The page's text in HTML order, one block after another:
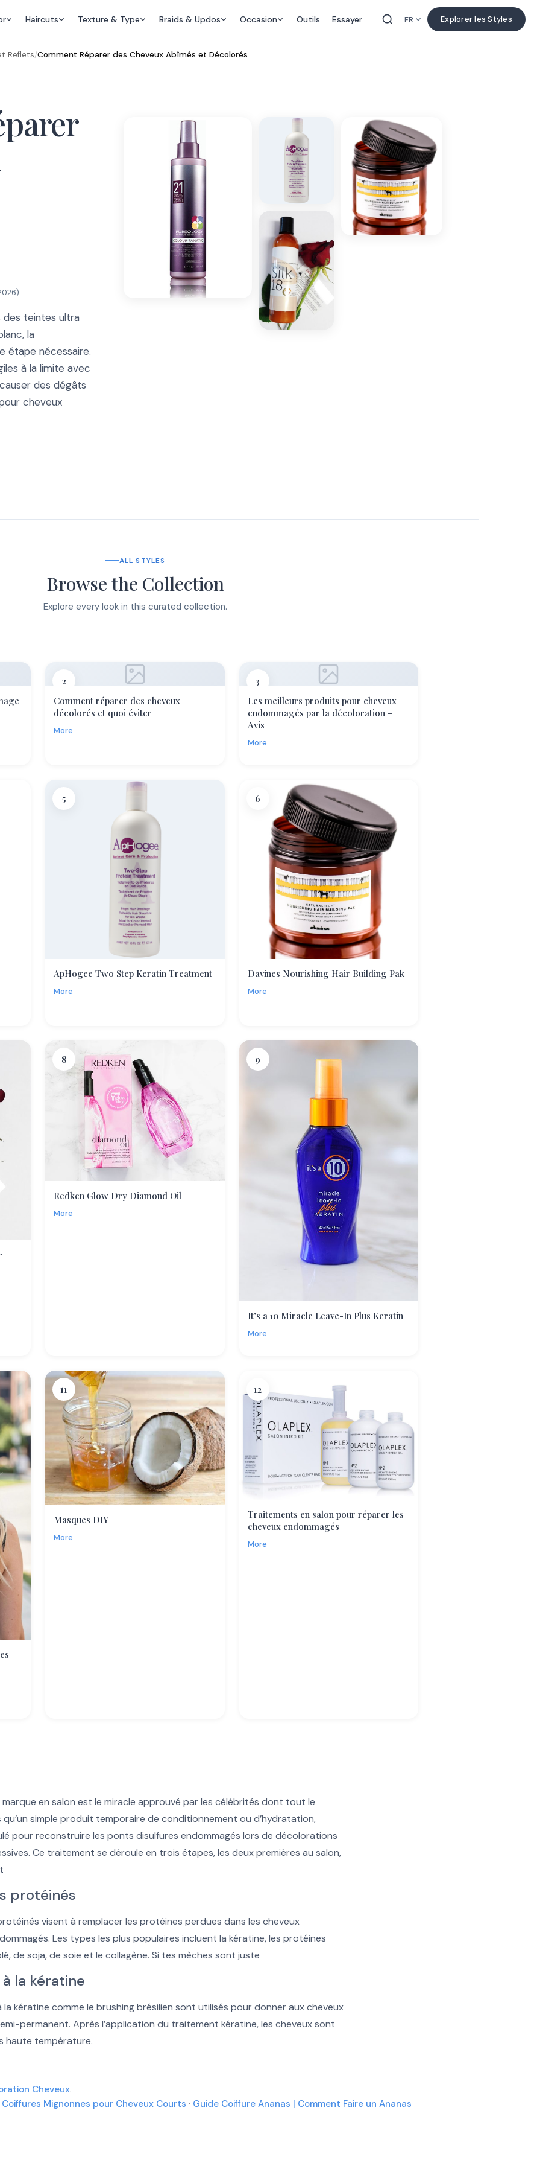
Haircuts Texture & Type Braids & Updos Occasion Outils Essayer FR Explorer les Styles
Reflets/Comment Réparer des Cheveux Abîmés et Décolorés
)
des teintes ultra
la
étape nécessaire.
à la limite avec
des dégâts
cheveux
ALL STYLES
Browse the Collection
Explore every look in this curated collection.
2
Comment réparer des cheveux
décolorés et quoi éviter
More
3
Les meilleurs produits pour cheveux
endommagés par la décoloration –
Avis
More
5
ApHogee Two Step Keratin Treatment
More
6
Davines Nourishing Hair Building Pak
More
8
Redken Glow Dry Diamond Oil
More
9
It’s a 10 Miracle Leave-In Plus Keratin
More
11
Masques DIY
More
12
Traitements en salon pour réparer les
cheveux endommagés
More
en salon est le miracle approuvé par les célébrités dont tout le
qu’un simple produit temporaire de conditionnement ou d’hydratation,
pour reconstruire les ponts disulfures endommagés lors de décolorations
Ce traitement se déroule en trois étapes, les deux premières au salon,
protéinés
visent à remplacer les protéines perdues dans les cheveux
Les types les plus populaires incluent la kératine, les protéines
de soja, de soie et le collagène. Si tes mèches sont juste
la kératine
kératine comme le brushing brésilien sont utilisés pour donner aux cheveux
permanent. Après l’application du traitement kératine, les cheveux sont
haute température.
Cheveux.
Coiffures Mignonnes pour Cheveux Courts · Guide Coiffure Ananas | Comment Faire un Ananas